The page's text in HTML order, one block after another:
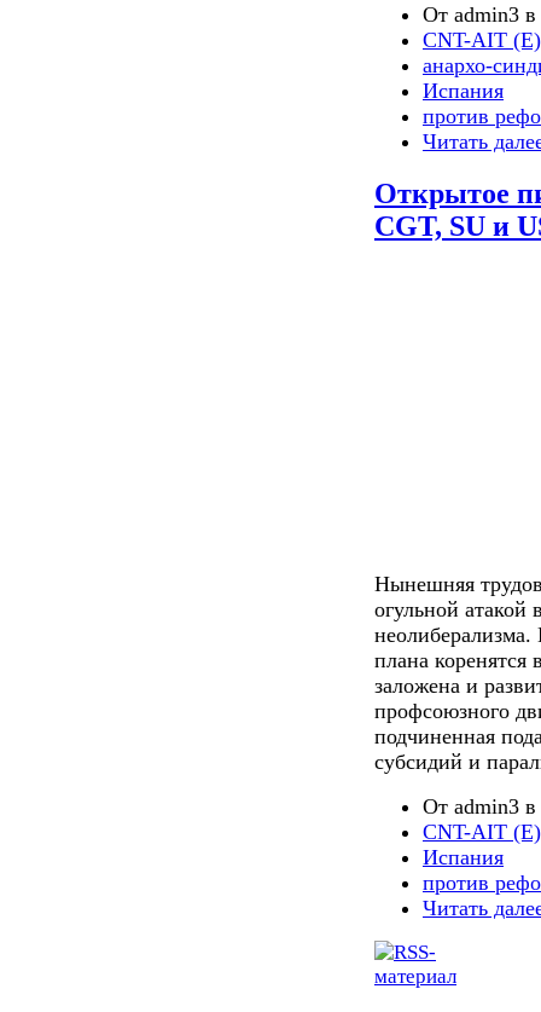
От admin3 в
CNT-AIT (E)
анархо-
Испания
против
Читать
Открытое
CGT, SU и
Нынешняя
огульной атакой
неолиберализма.
плана
заложена и
профсоюзного
подчиненная
субсидий и
От admin3 в
CNT-AIT (E)
Испания
против
Читать